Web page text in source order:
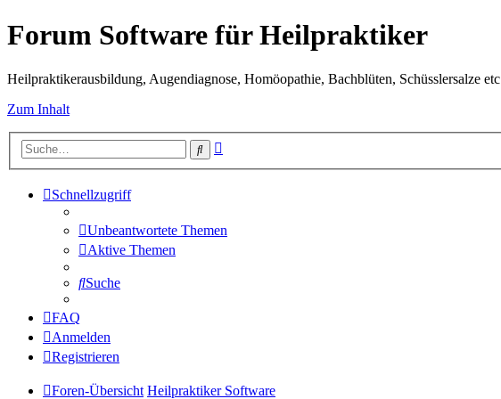
Forum Software für Heilpraktiker
Heilpraktikerausbildung, Augendiagnose, Homöopathie, Bachblüten, Schüsslersalze etc
Zum Inhalt
Suche
Schnellzugriff
Unbeantwortete Themen
Aktive Themen
Suche
FAQ
Anmelden
Registrieren
Foren-Übersicht Heilpraktiker Software